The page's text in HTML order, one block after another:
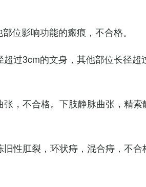
位影响功能的瘢痕，不合格。
过3cm的文身，其他部位长径超
，不合格。下肢静脉曲张，精索
性肛裂，环状痔，混合痔，不合